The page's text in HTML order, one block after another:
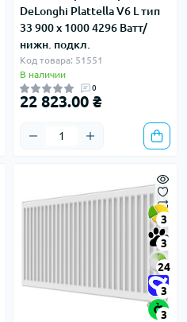
DeLonghi Plattella V6 L тип
33 900 x 1000 4296 Ватт/
нижн. подкл.
Код товара: 51551
В наличии
0
22 823.00 ₴
3
3
24
3
3